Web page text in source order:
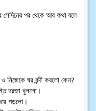
পর থেকে আর কথা বলে
নিজেকে ঘর বন্দী করলো কেন?
দরজা খুললো।
পড়লো।